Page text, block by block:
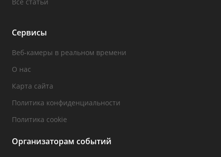
Сервисы
Веб-камеры в реальном времени
О нас
Карта сайта
Политика конфиденциальности
Политика cookie
Организаторам событий